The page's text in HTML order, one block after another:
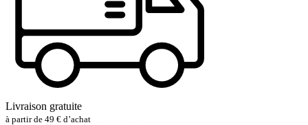
Livraison gratuite
à partir de 49 € d’achat